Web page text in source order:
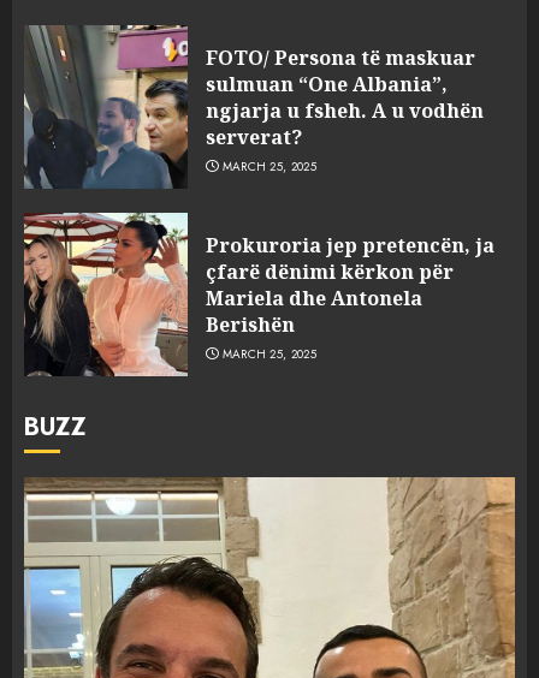
FOTO/ Persona të maskuar
sulmuan “One Albania”,
ngjarja u fsheh. A u vodhën
serverat?
MARCH 25, 2025
Prokuroria jep pretencën, ja
çfarë dënimi kërkon për
Mariela dhe Antonela
Berishën
MARCH 25, 2025
BUZZ